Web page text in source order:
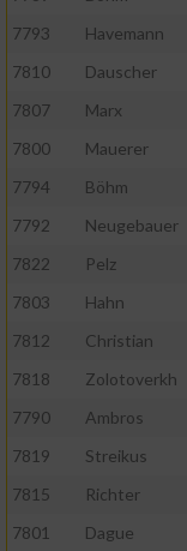
7793
Havemann
7810
Dauscher
7807
Marx
7800
Mauerer
7794
Böhm
7792
Neugebauer
7822
Pelz
7803
Hahn
7812
Christian
7818
Zolotoverkh
7790
Ambros
7819
Streikus
7815
Richter
7801
Dague